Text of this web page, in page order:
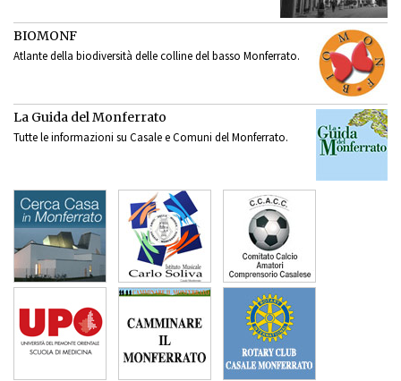
BIOMONF
Atlante della biodiversità delle colline del basso Monferrato.
La Guida del Monferrato
Tutte le informazioni su Casale e Comuni del Monferrato.